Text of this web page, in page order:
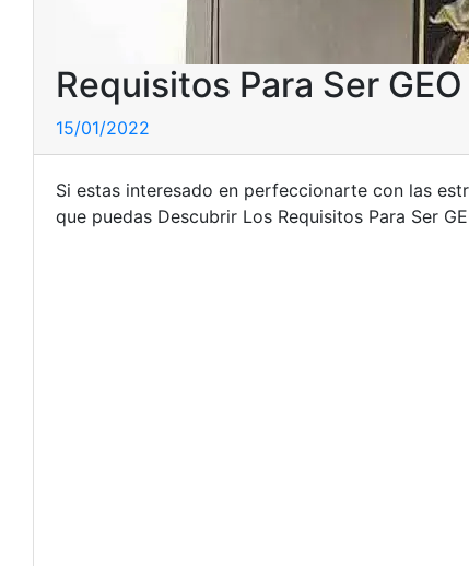
Requisitos Para Ser
15/01/2022
Si estas interesado en perfeccionarte con las
que puedas Descubrir Los Requisitos Para Ser